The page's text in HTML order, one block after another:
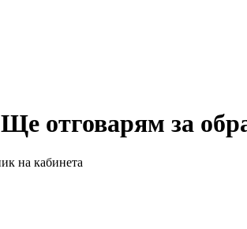
отговарям за
на кабинета